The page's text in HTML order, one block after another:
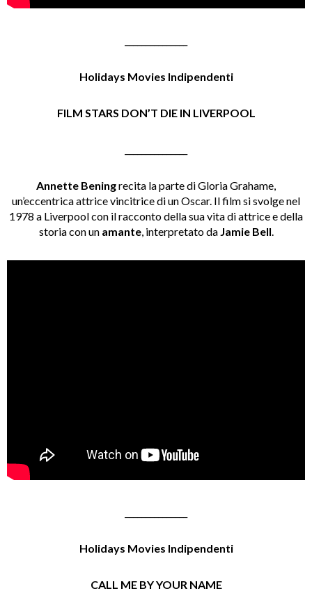
Holidays Movies Indipendenti
FILM STARS DON’T DIE IN LIVERPOOL
Annette Beningrecita la parte di Gloria Grahame,
un’eccentrica attrice vincitrice di un Oscar. Il film si svolge nel
1978 a Liverpool con il racconto della sua vita di attrice e della
storia con un amante, interpretato da Jamie Bell.
Holidays Movies Indipendenti
CALL ME BY YOUR NAME